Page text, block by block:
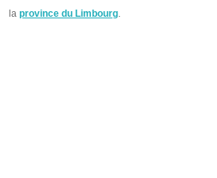
la province du Limbourg.